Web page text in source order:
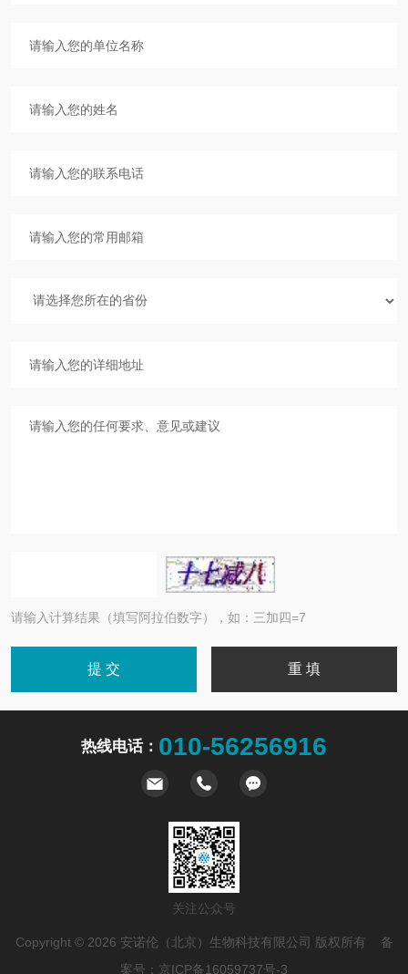
请输入计算结果（填写阿拉伯数字），如：三加四=7
热线电话： 010-56256916
关注公众号
Copyright © 2026 安诺伦（北京）生物科技有限公司 版权所有 备
案号： 京ICP备16059737号-3